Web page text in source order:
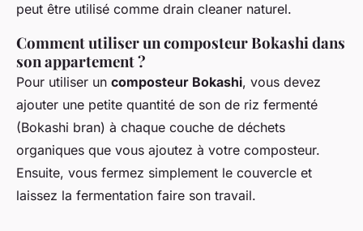
peut être utilisé comme drain cleaner naturel.
Comment utiliser un composteur Bokashi dans
son appartement ?
Pour utiliser un composteur Bokashi, vous devez
ajouter une petite quantité de son de riz fermenté
(Bokashi bran) à chaque couche de déchets
organiques que vous ajoutez à votre composteur.
Ensuite, vous fermez simplement le couvercle et
laissez la fermentation faire son travail.